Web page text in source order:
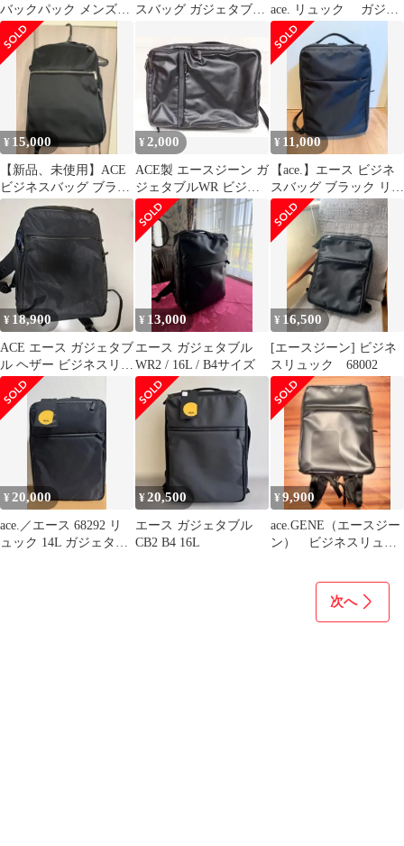
バックパック メンズ
A4 B4 ACE 2way
スバッグ ガジェタブル
ace. リュック ガジェ
タブル バックパック
バックパック ブラック
大容量 ビジネス 通勤
通学 PC収納
¥ 15,000
【新品、未使用】ACE
ビジネスバッグ ブラッ
ク 15L
¥ 2,000
ACE製 エースジーン ガ
ジェタブルWR ビジネ
スバッグ ブラック G9-
B
¥ 11,000
【ace.】エース ビジネ
スバッグ ブラック リュ
ック 2way
¥ 18,900
ACE エース ガジェタブ
ル ヘザー ビジネスリュ
ック 62983 【限定モデ
ル
¥ 13,000
エース ガジェタブル
WR2 / 16L / B4サイズ
¥ 16,500
[エースジーン] ビジネ
スリュック 68002
¥20,000
ace.／エース 68292 リ
ュック 14L ガジェタブ
¥20,500
エース ガジェタブル
CB2 B4 16L
¥9,900
ace.GENE（エースジー
ン） ビジネスリュッ
次へ